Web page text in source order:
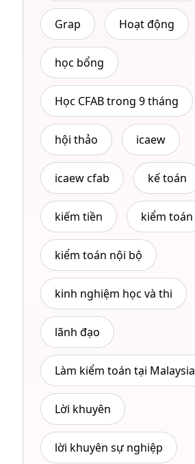
Grap Hoạt động
học bổng
Học CFAB trong 9 tháng
hội thảo icaew
icaew cfab kế toán
kiếm tiền kiểm toán
kiểm toán nội bộ
kinh nghiệm học và thi
lãnh đạo
Làm kiểm toán tại Malaysia
Lời khuyên
lời khuyên sự nghiệp